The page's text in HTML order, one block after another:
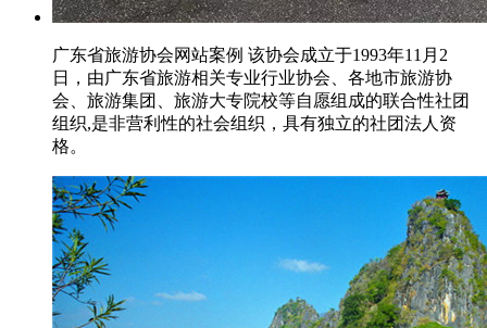
广东省旅游协会网站案例 该协会成立于1993年11月2
日，由广东省旅游相关专业行业协会、各地市旅游协
会、旅游集团、旅游大专院校等自愿组成的联合性社团
组织,是非营利性的社会组织，具有独立的社团法人资
格。